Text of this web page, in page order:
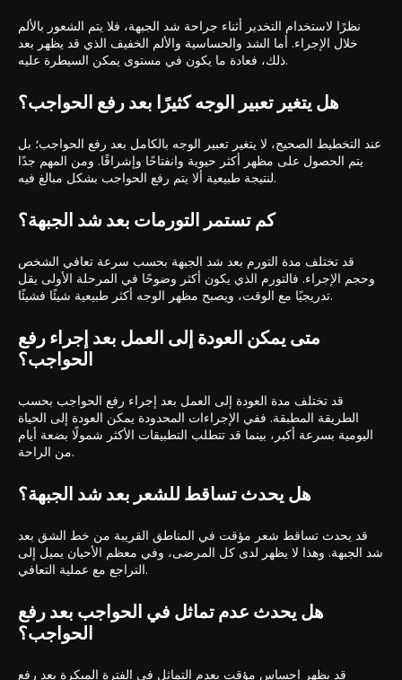
نظرًا لاستخدام التخدير أثناء جراحة شد الجبهة، فلا يتم الشعور بالألم
خلال الإجراء. أما الشد والحساسية والألم الخفيف الذي قد يظهر بعد
ذلك، فعادة ما يكون في مستوى يمكن السيطرة عليه.
هل يتغير تعبير الوجه كثيرًا بعد رفع الحواجب؟
عند التخطيط الصحيح، لا يتغير تعبير الوجه بالكامل بعد رفع الحواجب؛ بل
يتم الحصول على مظهر أكثر حيوية وانفتاحًا وإشراقًا. ومن المهم جدًا
لنتيجة طبيعية ألا يتم رفع الحواجب بشكل مبالغ فيه.
كم تستمر التورمات بعد شد الجبهة؟
قد تختلف مدة التورم بعد شد الجبهة بحسب سرعة تعافي الشخص
وحجم الإجراء. فالتورم الذي يكون أكثر وضوحًا في المرحلة الأولى يقل
تدريجيًا مع الوقت، ويصبح مظهر الوجه أكثر طبيعية شيئًا فشيئًا.
متى يمكن العودة إلى العمل بعد إجراء رفع
الحواجب؟
قد تختلف مدة العودة إلى العمل بعد إجراء رفع الحواجب بحسب
الطريقة المطبقة. ففي الإجراءات المحدودة يمكن العودة إلى الحياة
اليومية بسرعة أكبر، بينما قد تتطلب التطبيقات الأكثر شمولًا بضعة أيام
من الراحة.
هل يحدث تساقط للشعر بعد شد الجبهة؟
قد يحدث تساقط شعر مؤقت في المناطق القريبة من خط الشق بعد
شد الجبهة. وهذا لا يظهر لدى كل المرضى، وفي معظم الأحيان يميل إلى
التراجع مع عملية التعافي.
هل يحدث عدم تماثل في الحواجب بعد رفع
الحواجب؟
قد يظهر إحساس مؤقت بعدم التماثل في الفترة المبكرة بعد رفع